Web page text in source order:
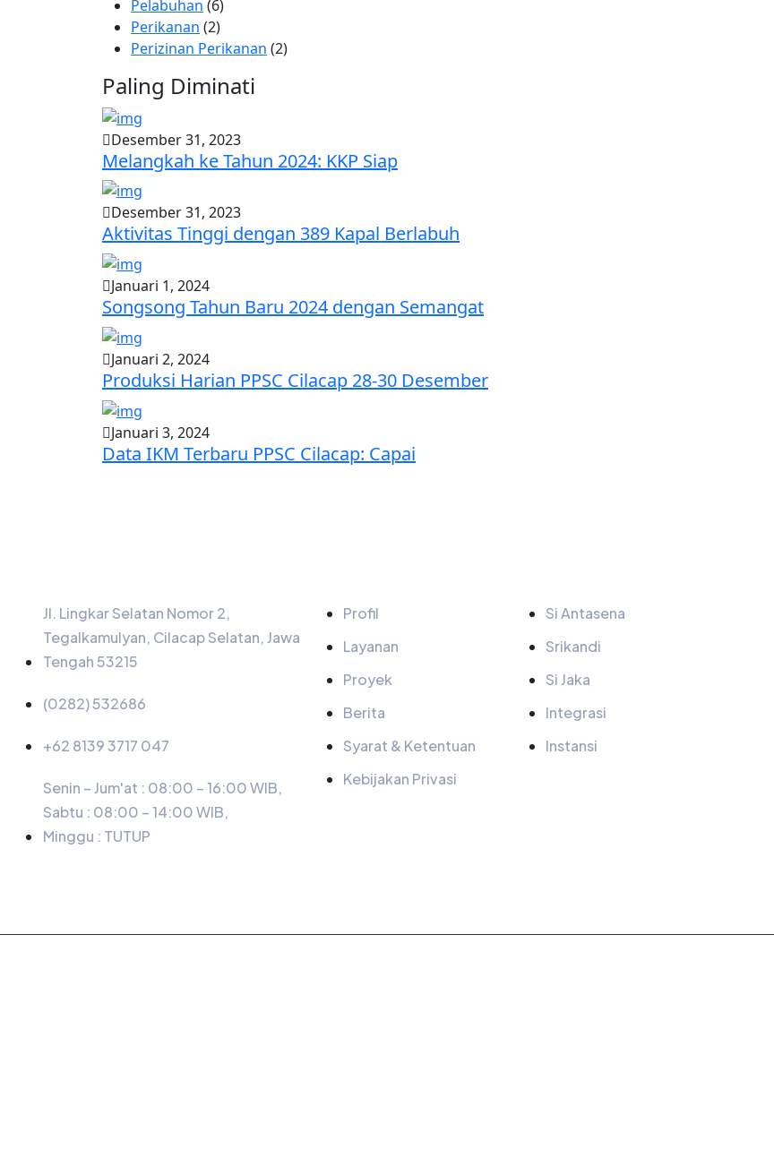
Pelabuhan (6)
Perikanan (2)
Perizinan Perikanan (2)
Paling Diminati
Desember 31, 2023
Melangkah ke Tahun 2024: KKP Siap
Desember 31, 2023
Aktivitas Tinggi dengan 389 Kapal Berlabuh
Januari 1, 2024
Songsong Tahun Baru 2024 dengan Semangat
Januari 2, 2024
Produksi Harian PPSC Cilacap 28-30 Desember
Januari 3, 2024
Data IKM Terbaru PPSC Cilacap: Capai
Jl. Lingkar Selatan Nomor 2,
Tegalkamulyan, Cilacap Selatan, Jawa
Tengah 53215
(0282) 532686
+62 8139 3717 047
Senin – Jum'at : 08:00 – 16:00 WIB,
Sabtu : 08:00 – 14:00 WIB,
Minggu : TUTUP
Profil
Layanan
Proyek
Berita
Syarat & Ketentuan
Kebijakan Privasi
Si Antasena
Srikandi
Si Jaka
Integrasi
Instansi